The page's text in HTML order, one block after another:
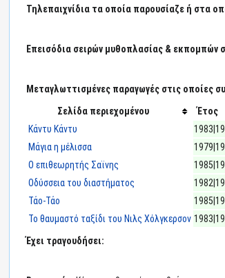
Τηλεπαιχνίδια τα οποία παρουσίαζε ή στα
Επεισόδια σειρών μυθοπλασίας & εκπομπών
Μεταγλωττισμένες παραγωγές στις οποίες
Σελίδα περιεχομένου
Έτος
Κάντυ Κάντυ
Μάγια η μέλισσα
Ο επιθεωρητής Σαϊνης
Οδύσσεια του διαστήματος
Τάο-Τάο
Το θαυμαστό ταξίδι του Νιλς Χόλγκερσον
Έχει τραγουδήσει: